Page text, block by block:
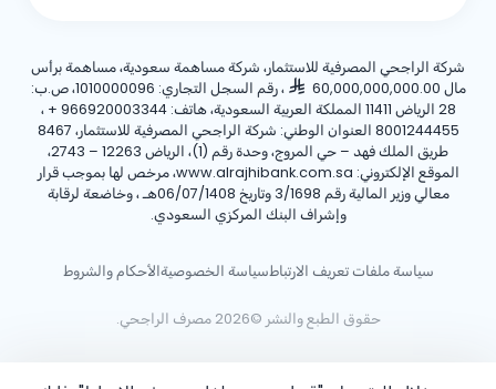
شركة الراجحي المصرفية للاستثمار، شركة مساهمة سعودية، مساهمة برأس
مال 60,000,000,000.00
، رقم السجل التجاري: 1010000096، ص.ب:
28 الرياض 11411 المملكة العربية السعودية، هاتف:
+ 966920003344 ،
8001244455 العنوان الوطني: شركة الراجحي المصرفية للاستثمار، 8467
طريق الملك فهد – حي المروج، وحدة رقم (1)، الرياض 12263 – 2743،
الموقع الإلكتروني: www.alrajhibank.com.sa، مرخص لها بموجب قرار
معالي وزير المالية رقم 3/1698 وتاريخ 06/07/1408هـ ، وخاضعة لرقابة
وإشراف البنك المركزي السعودي.
حقوق الطبع والنشر ©2026 مصرف الراجحي.
سياسة ملفات تعريف الارتباطسياسة الخصوصيةالأحكام والشروط